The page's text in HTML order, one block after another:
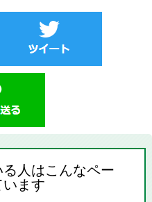
人はこんなペー
います